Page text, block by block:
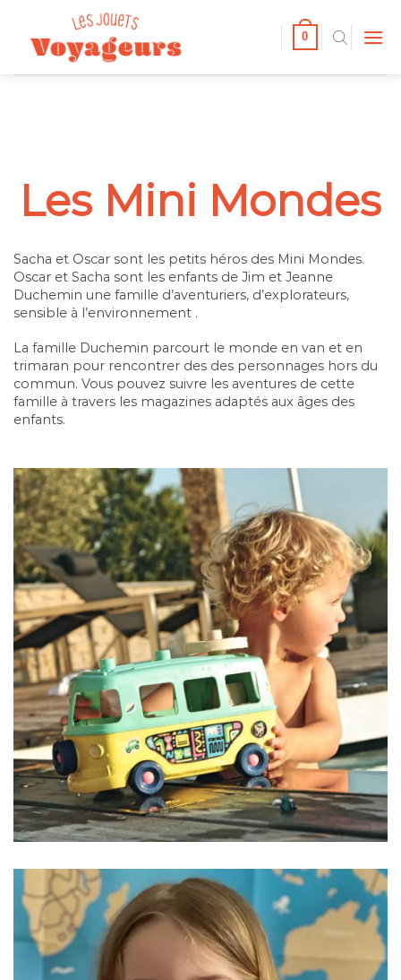
contenu
0
Les Mini Mondes
Sacha et Oscar sont les petits héros des Mini Mondes.
Oscar et Sacha sont les enfants de Jim et Jeanne
Duchemin une famille d’aventuriers, d’explorateurs,
sensible à l’environnement .
La famille Duchemin parcourt le monde en van et en
trimaran pour rencontrer des des personnages hors du
commun. Vous pouvez suivre les aventures de cette
famille à travers les magazines adaptés aux âges des
enfants.